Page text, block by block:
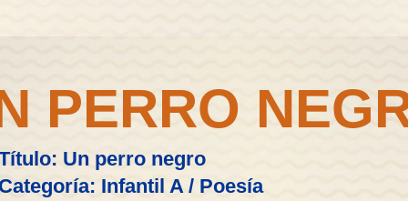
PERRO
Un perro negro
Infantil A / Poesía